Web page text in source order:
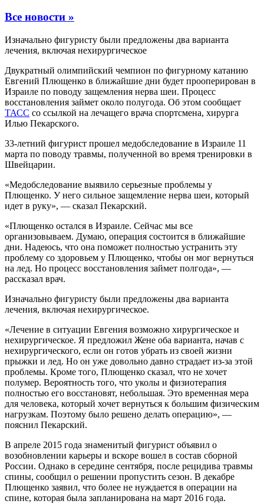
Все новости »
Изначально фигуристу были предложены два варианта
лечения, включая нехирургическое
Двукратный олимпийский чемпион по фигурному катанию
Евгений Плющенко в ближайшие дни будет прооперирован в
Израиле по поводу защемления нерва шеи. Процесс
восстановления займет около полугода. Об этом сообщает
ТАСС со ссылкой на лечащего врача спортсмена, хирурга
Илью Пекарского.
33-летний фигурист прошел медобследование в Израиле 11
марта по поводу травмы, полученной во время тренировки в
Швейцарии.
«Медобследование выявило серьезные проблемы у
Плющенко. У него сильное защемление нерва шеи, который
идет в руку», — сказал Пекарский.
«Плющенко остался в Израиле. Сейчас мы все
организовываем. Думаю, операция состоится в ближайшие
дни. Надеюсь, что она поможет полностью устранить эту
проблему со здоровьем у Плющенко, чтобы он мог вернуться
на лед. Но процесс восстановления займет полгода», —
рассказал врач.
Изначально фигуристу были предложены два варианта
лечения, включая нехирургическое.
«Лечение в ситуации Евгения возможно хирургическое и
нехирургическое. Я предложил Жене оба варианта, начав с
нехирургического, если он готов убрать из своей жизни
прыжки и лед. Но он уже довольно давно страдает из-за этой
проблемы. Кроме того, Плющенко сказал, что не хочет
полумер. Вероятность того, что уколы и физиотерапия
полностью его восстановят, небольшая. Это временная мера
для человека, который хочет вернуться к большим физическим
нагрузкам. Поэтому было решено делать операцию», —
пояснил Пекарский.
В апреле 2015 года знаменитый фигурист объявил о
возобновлении карьеры и вскоре вошел в состав сборной
России. Однако в середине сентября, после рецидива травмы
спины, сообщил о решении пропустить сезон. В декабре
Плющенко заявил, что более не нуждается в операции на
спине, которая была запланирована на март 2016 года.